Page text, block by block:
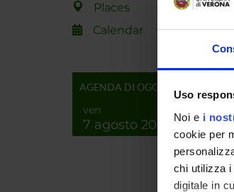
Uso
Noi e i
cookie per
chi utilizza
digitale in
Places
Calendar
AGENDA DI OGGI
ven
7 agosto 2026